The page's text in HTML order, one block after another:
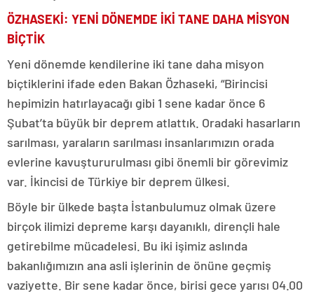
ÖZHASEKİ: YENİ DÖNEMDE İKİ TANE DAHA MİSYON
BİÇTİK
Yeni dönemde kendilerine iki tane daha misyon
biçtiklerini ifade eden Bakan Özhaseki, “Birincisi
hepimizin hatırlayacağı gibi 1 sene kadar önce 6
Şubat’ta büyük bir deprem atlattık. Oradaki hasarların
sarılması, yaraların sarılması insanlarımızın orada
evlerine kavuştururulması gibi önemli bir görevimiz
var. İkincisi de Türkiye bir deprem ülkesi.
Böyle bir ülkede başta İstanbulumuz olmak üzere
birçok ilimizi depreme karşı dayanıklı, dirençli hale
getirebilme mücadelesi. Bu iki işimiz aslında
bakanlığımızın ana asli işlerinin de önüne geçmiş
vaziyette. Bir sene kadar önce, birisi gece yarısı 04.00